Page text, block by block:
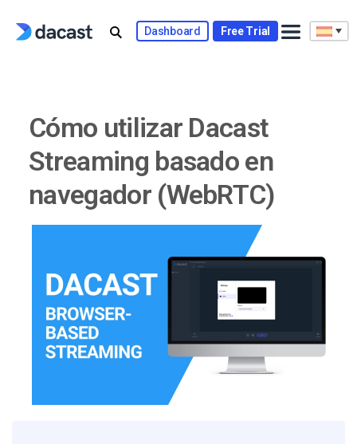
Dashboard Free Trial
Cómo utilizar Dacast
Streaming basado en
navegador (WebRTC)